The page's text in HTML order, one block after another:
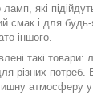
ламп, які
смак і для
іншого.
такі
потреб.
атмосферу